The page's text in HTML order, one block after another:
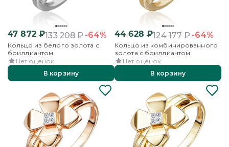
47 872₽133 208₽-64%
Кольцо из белого золота с
бриллиантом
Нет оценок
В корзину
44 628 ₽124 177₽-64%
Кольцо из комбинированного
золота с бриллиантом
Нет оценок
В корзину